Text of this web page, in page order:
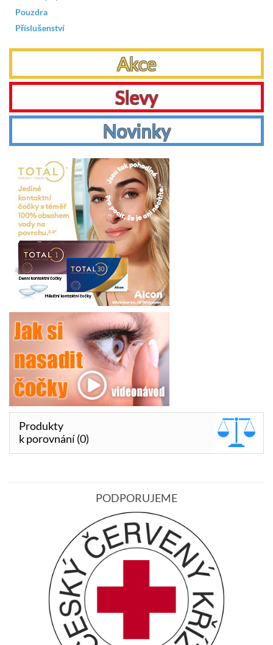
Pouzdra
Příslušenství
Akce
Slevy
Novinky
Produkty
k porovnání (0)
PODPORUJEME